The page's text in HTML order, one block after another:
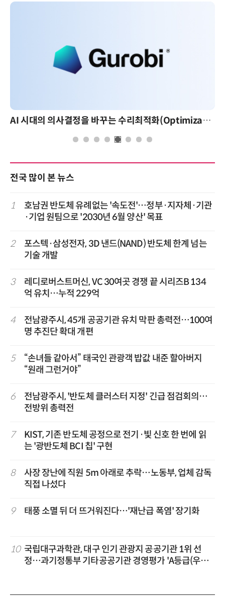
AI 시대의 의사결정을 바꾸는 수리최적화(Optimization): 실제 산업 적용 사례와 활용 전략
전국 많이 본 뉴스
1
호남권 반도체 유례없는 '속도전'…정부·지자체·기관
·기업 원팀으로 '2030년 6월 양산' 목표
2
포스텍·삼성전자, 3D 낸드(NAND) 반도체 한계 넘는
기술 개발
3
레디로버스트머신, VC 30여곳 경쟁 끝 시리즈B 134
억 유치…누적 229억
4
전남광주시, 45개 공공기관 유치 막판 총력전…100여
명 추진단 확대 개편
5
“손녀들 같아서” 태국인 관광객 밥값 내준 할아버지
“원래 그런거야”
6
전남광주시, '반도체 클러스터 지정' 긴급 점검회의…
전방위 총력전
7
KIST, 기존 반도체 공정으로 전기·빛 신호 한 번에 읽
는 '광반도체 BCI 칩' 구현
8
사장 장난에 직원 5m 아래로 추락…노동부, 업체 감독
직접 나섰다
9 태풍 소멸 뒤 더 뜨거워진다…'재난급 폭염' 장기화
10 국립대구과학관, 대구 인기 관광지 공공기관 1위 선
정…과기정통부 기타공공기관 경영평가 'A등급(우수)'